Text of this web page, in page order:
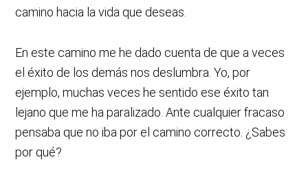
camino hacia la vida que deseas.
En este camino me he dado cuenta de que a veces
el éxito de los demás nos deslumbra. Yo, por
ejemplo, muchas veces he sentido ese éxito tan
lejano que me ha paralizado. Ante cualquier fracaso
pensaba que no iba por el camino correcto. ¿Sabes
por qué?